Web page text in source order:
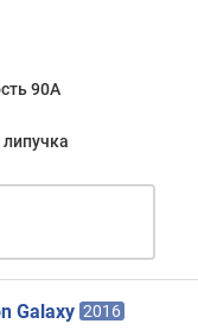
90A
Galaxy 2016